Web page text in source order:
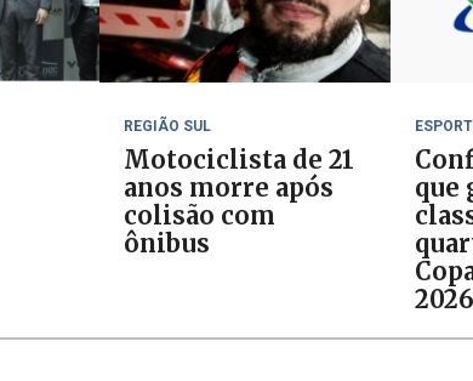
REGIÃO SUL
Motociclista de 21
anos morre após
colisão com
ônibus
que
2026